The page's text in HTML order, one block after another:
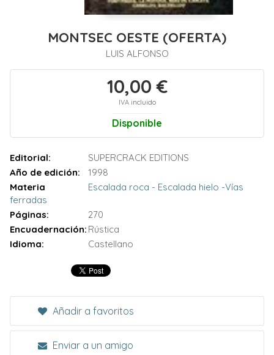
MONTSEC OESTE (OFERTA)
LUIS ALFONSO
10,00 €
IVA incluido
Disponible
Editorial:
SUPERCRACK EDITIONS
Año de edición:
1998
Materia
Escalada roca - Escalada hielo -Vías
ferradas
Páginas:
270
Encuadernación: Rústica
Idioma:
Castellano
Añadir a favoritos
Enviar a un amigo